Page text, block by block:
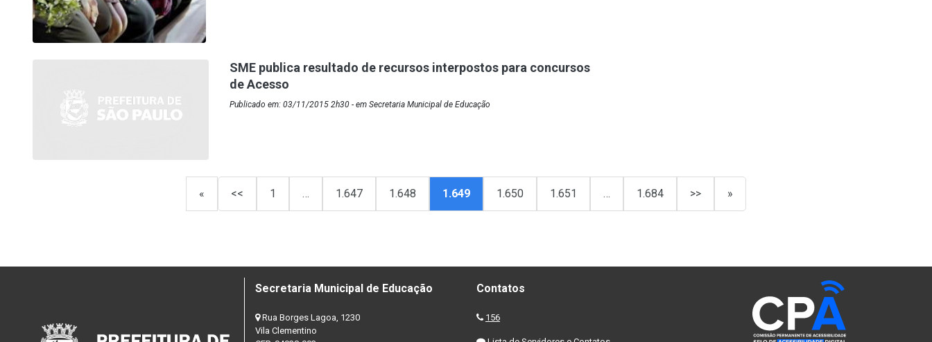
SME publica resultado de recursos interpostos para concursos
de Acesso
Publicado em: 03/11/2015 2h30 - em Secretaria Municipal de Educação
« << 1 … 1.647 1.648 1.649 1.650 1.651 … 1.684 >> »
Secretaria Municipal de Educação
Rua Borges Lagoa, 1230
Vila Clementino
Contatos
156